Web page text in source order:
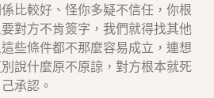
比較好、怪你多疑不信任，你根
對方不肯簽字，我們就得找其他
些條件都不那麼容易成立，連想
說什麼原不原諒，對方根本就死
承認。